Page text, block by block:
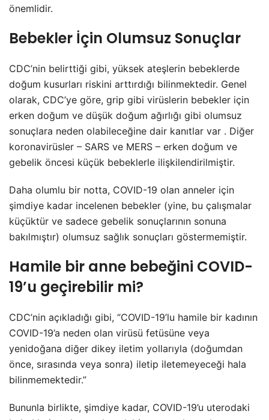
önemlidir.
Bebekler İçin Olumsuz Sonuçlar
CDC’nin belirttiği gibi, yüksek ateşlerin bebeklerde
doğum kusurları riskini arttırdığı bilinmektedir. Genel
olarak, CDC’ye göre, grip gibi virüslerin bebekler için
erken doğum ve düşük doğum ağırlığı gibi olumsuz
sonuçlara neden olabileceğine dair kanıtlar var . Diğer
koronavirüsler – SARS ve MERS – erken doğum ve
gebelik öncesi küçük bebeklerle ilişkilendirilmiştir.
Daha olumlu bir notta, COVID-19 olan anneler için
şimdiye kadar incelenen bebekler (yine, bu çalışmalar
küçüktür ve sadece gebelik sonuçlarının sonuna
bakılmıştır) olumsuz sağlık sonuçları göstermemiştir.
Hamile bir anne bebeğini COVID-
19’u geçirebilir mi?
CDC’nin açıkladığı gibi, “COVID-19’lu hamile bir kadının
COVID-19’a neden olan virüsü fetüsüne veya
yenidoğana diğer dikey iletim yollarıyla (doğumdan
önce, sırasında veya sonra) iletip iletemeyeceği hala
bilinmemektedir.”
Bununla birlikte, şimdiye kadar, COVID-19’u uterodaki